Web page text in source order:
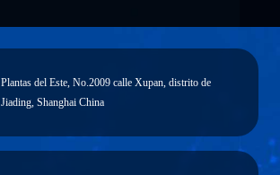
Plantas del Este, No.2009 calle Xupan, distrito de
Jiading, Shanghai China